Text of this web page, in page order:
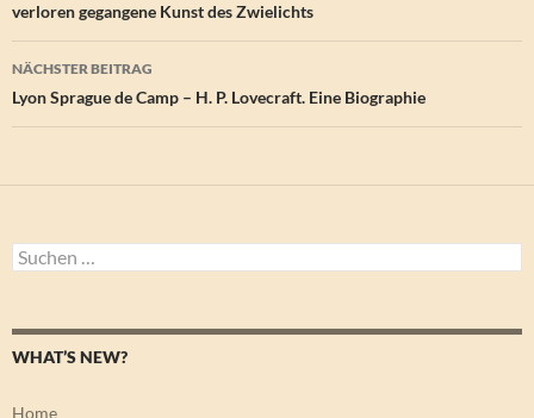
verloren gegangene Kunst des Zwielichts
NÄCHSTER BEITRAG
Lyon Sprague de Camp – H. P. Lovecraft. Eine Biographie
Suchen
nach:
WHAT’S NEW?
Home